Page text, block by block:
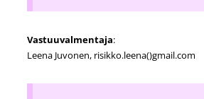
Vastuuvalmentaja:
Leena Juvonen, risikko.leena()gmail.com